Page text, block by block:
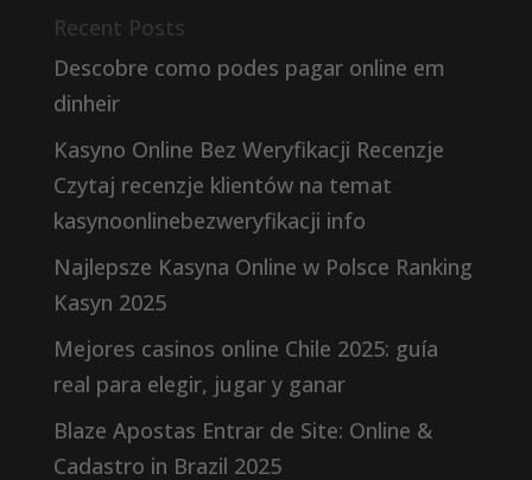
Recent Posts
Descobre como podes pagar online em
dinheir
Kasyno Online Bez Weryfikacji Recenzje
Czytaj recenzje klientów na temat
kasynoonlinebezweryfikacji info
Najlepsze Kasyna Online w Polsce Ranking
Kasyn 2025
Mejores casinos online Chile 2025: guía
real para elegir, jugar y ganar
Blaze Apostas Entrar de Site: Online &
Cadastro in Brazil 2025